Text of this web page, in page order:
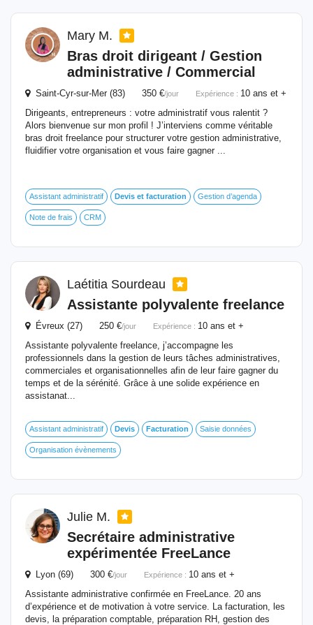
Mary M.
Bras droit dirigeant / Gestion
administrative / Commercial
Saint-Cyr-sur-Mer (83) 350 €/jour Expérience : 10 ans et +
Dirigeants, entrepreneurs : votre administratif vous ralentit ?
Alors bienvenue sur mon profil ! J’interviens comme véritable
bras droit freelance pour structurer votre gestion administrative,
fluidifier votre organisation et vous faire gagner ...
Assistant administratif Devis et facturation Gestion d’agenda
Note de frais CRM
Laétitia Sourdeau
Assistante polyvalente freelance
Évreux (27) 250 €/jour Expérience : 10 ans et +
Assistante polyvalente freelance, j’accompagne les
professionnels dans la gestion de leurs tâches administratives,
commerciales et organisationnelles afin de leur faire gagner du
temps et de la sérénité. Grâce à une solide expérience en
assistanat...
Assistant administratif Devis Facturation Saisie données
Organisation évènements
Julie M.
Secrétaire administrative
expérimentée FreeLance
Lyon (69) 300 €/jour Expérience : 10 ans et +
Assistante administrative confirmée en FreeLance. 20 ans
d’expérience et de motivation à votre service. La facturation, les
devis, la préparation comptable, préparation RH, gestion des